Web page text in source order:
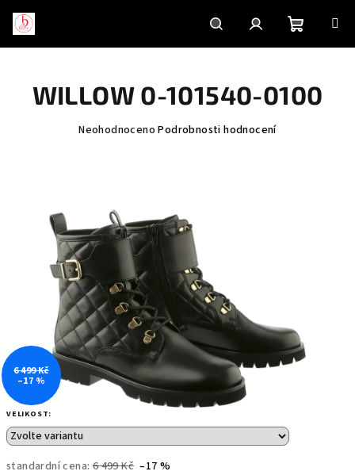
obsah
HledatPřihlášeníNákupní
košík
VELIKOST:
standardní cena: 6 499 Kč –17 %
WILLOW 0-101540-0100
Průměrné
5
hvězdiček.
Neohodnoceno Podrobnosti hodnocení
6 499 Kč
–17 %